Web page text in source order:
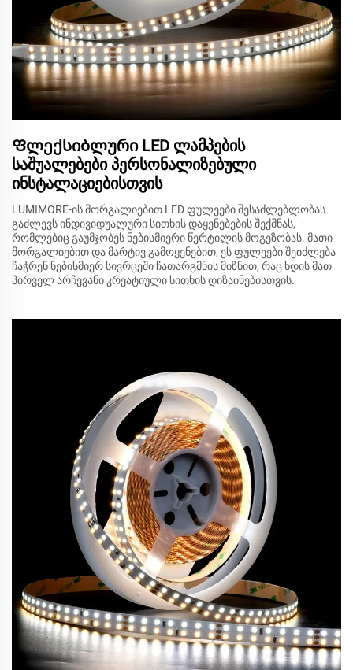
Ფლექსიბლური LED ლამპების
საშუალებები პერსონალიზებული
ინსტალაციებისთვის
LUMIMORE-ის მორგალიებით LED ფულეები შესაძლებლობას
გაძლევს ინდივიდუალური სითხის დაყენებების შექმნას,
რომლებიც გაუმჯობეს ნებისმიერი წერტილის მოგეზობას. მათი
მორგალიებით და მარტივ გამოყენებით, ეს ფულეები შეიძლება
ჩაჭრენ ნებისმიერ სივრცეში ჩათარგმნის მიზნით, რაც ხდის მათ
პირველ არჩევანი კრეატიული სითხის დიზაინებისთვის.